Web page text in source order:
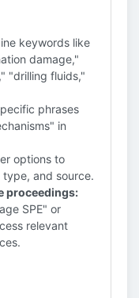
keywords like
damage,"
"drilling fluids,"
phrases
in
options to
and source.
proceedings:
SPE" or
relevant